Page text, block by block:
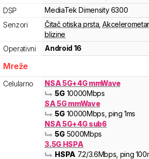
DSP
MediaTek Dimensity 6300
Senzori
Čitač otiska prsta ,Akcelerometar
blizine
Operativni
Android 16
Mreže
Celularno
NSA 5G+4G mmWave
5G 10000Mbps
SA 5G mmWave
5G 10000Mbps , ping 1ms
NSA 5G+4G sub6
5G 5000Mbps
3.5G HSPA
HSPA 7.2/3.6Mbps , ping